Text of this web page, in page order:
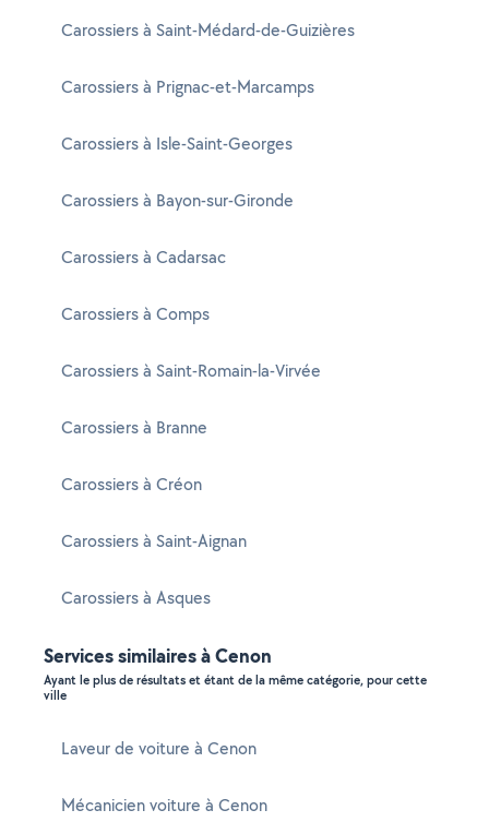
Carossiers à Saint-Médard-de-Guizières
Carossiers à Prignac-et-Marcamps
Carossiers à Isle-Saint-Georges
Carossiers à Bayon-sur-Gironde
Carossiers à Cadarsac
Carossiers à Comps
Carossiers à Saint-Romain-la-Virvée
Carossiers à Branne
Carossiers à Créon
Carossiers à Saint-Aignan
Carossiers à Asques
Services similaires à Cenon
Ayant le plus de résultats et étant de la même catégorie, pour cette
ville
Laveur de voiture à Cenon
Mécanicien voiture à Cenon